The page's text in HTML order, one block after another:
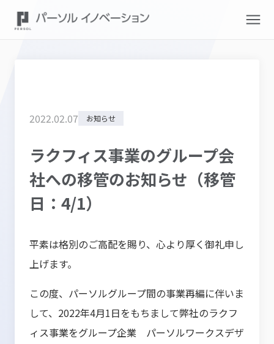
2022.02.07 お知らせ
ラクフィス事業のグループ会
社への移管のお知らせ（移管
日：4/1）
平素は格別のご高配を賜り、心より厚く御礼申し
上げます。
この度、パーソルグループ間の事業再編に伴いま
して、 2022年4月1日をもちまして弊社のラクフ
ィス事業をグループ企業 パーソルワークスデザ